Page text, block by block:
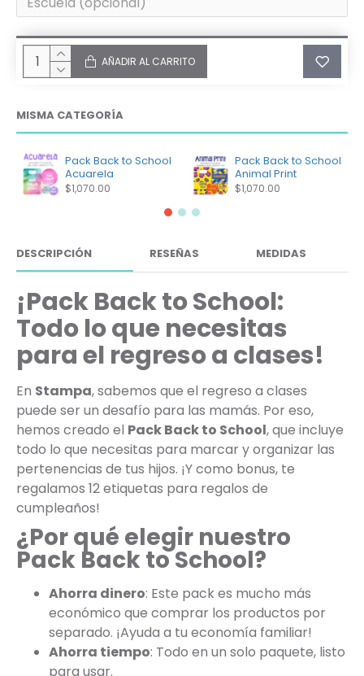
AÑADIR AL CARRITO
MISMA CATEGORÍA
Pack Back to School
Acuarela
$1,070.00
Pack Back to School
Animal Print
$1,070.00
DESCRIPCIÓN RESEÑAS MEDIDAS
¡Pack Back to School:
Todo lo que necesitas
para el regreso a clases!
En Stampa, sabemos que el regreso a clases
puede ser un desafío para las mamás. Por eso,
hemos creado el Pack Back to School, que incluye
todo lo que necesitas para marcar y organizar las
pertenencias de tus hijos. ¡Y como bonus, te
regalamos 12 etiquetas para regalos de
cumpleaños!
¿Por qué elegir nuestro
Pack Back to School?
Ahorra dinero: Este pack es mucho más
económico que comprar los productos por
separado. ¡Ayuda a tu economía familiar!
Ahorra tiempo: Todo en un solo paquete, listo
para usar.